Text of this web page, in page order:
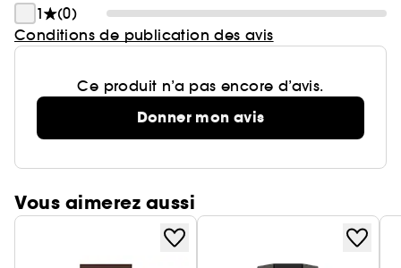
1
(0)
Conditions de publication des avis
Ce produit n’a pas encore d’avis.
Donner mon avis
Vous aimerez aussi